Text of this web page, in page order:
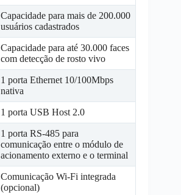
Capacidade para mais de 200.000
usuários cadastrados
Capacidade para até 30.000 faces
com detecção de rosto vivo
1 porta Ethernet 10/100Mbps
nativa
1 porta USB Host 2.0
1 porta RS-485 para
comunicação entre o módulo de
acionamento externo e o terminal
Comunicação Wi-Fi integrada
(opcional)